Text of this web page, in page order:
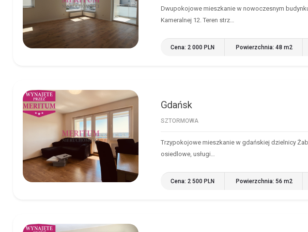
Dwupokojowe mieszkanie w nowoczesnym
Kameralnej 12. Teren strz…
Cena: 2 000 PLN Powierzchnia: 48 m2
GDAŃSK Gdańsk
SZTORMOWA
Trzypokojowe mieszkanie w gdańskiej dzielnicy
osiedlowe, usługi…
Cena: 2 500 PLN Powierzchnia: 56 m2